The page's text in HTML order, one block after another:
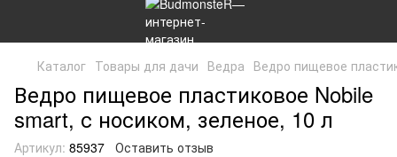
Каталог Товары для дачи Ведра Ведро пищевое
Ведро пищевое пластиковое Nobile
smart, с носиком, зеленое, 10 л
Артикул: 85937 Оставить отзыв